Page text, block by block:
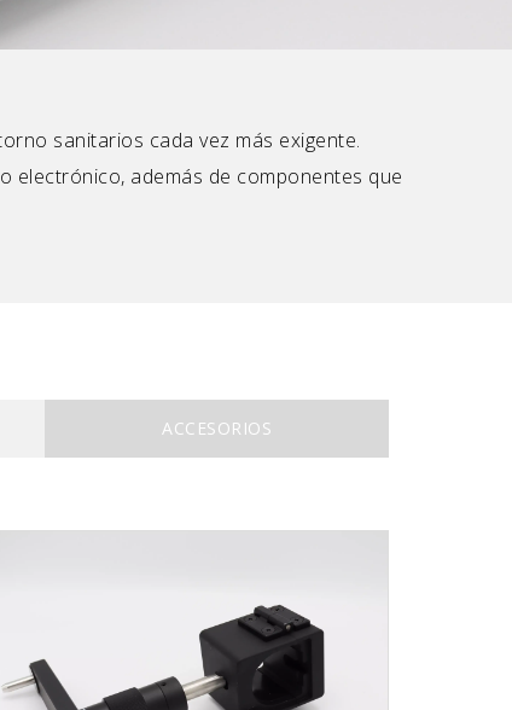
sanitarios cada vez más exigente.
electrónico, además de componentes que
ACCESORIOS